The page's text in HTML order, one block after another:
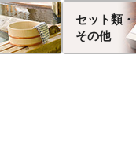
セット類・
その他